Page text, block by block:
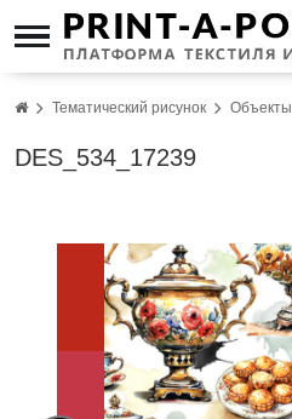
Тематический рисунок Объекты
DES_534_17239